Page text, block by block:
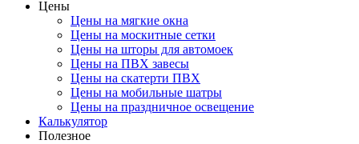
Цены
Цены на мягкие окна
Цены на москитные сетки
Цены на шторы для автомоек
Цены на ПВХ завесы
Цены на скатерти ПВХ
Цены на мобильные шатры
Цены на праздничное освещение
Калькулятор
Полезное